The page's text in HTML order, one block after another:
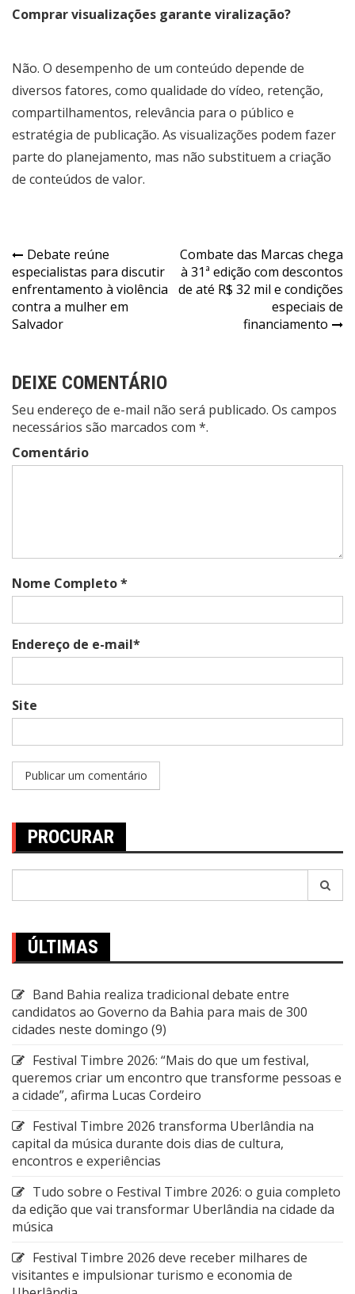
Comprar visualizações garante viralização?
Não. O desempenho de um conteúdo depende de
diversos fatores, como qualidade do vídeo, retenção,
compartilhamentos, relevância para o público e
estratégia de publicação. As visualizações podem fazer
parte do planejamento, mas não substituem a criação
de conteúdos de valor.
Navegação
de
Post
Debate reúne
especialistas para discutir
enfrentamento à violência
contra a mulher em
Salvador
Combate das Marcas chega
à 31ª edição com descontos
de até R$ 32 mil e condições
especiais de
financiamento
DEIXE COMENTÁRIO
Seu endereço de e-mail não será publicado. Os campos
necessários são marcados com *.
Comentário
Nome Completo *
Endereço de e-mail*
Site
PROCURAR
ÚLTIMAS
Band Bahia realiza tradicional debate entre
candidatos ao Governo da Bahia para mais de 300
cidades neste domingo (9)
Festival Timbre 2026: “Mais do que um festival,
queremos criar um encontro que transforme pessoas e
a cidade”, afirma Lucas Cordeiro
Festival Timbre 2026 transforma Uberlândia na
capital da música durante dois dias de cultura,
encontros e experiências
Tudo sobre o Festival Timbre 2026: o guia completo
da edição que vai transformar Uberlândia na cidade da
música
Festival Timbre 2026 deve receber milhares de
visitantes e impulsionar turismo e economia de